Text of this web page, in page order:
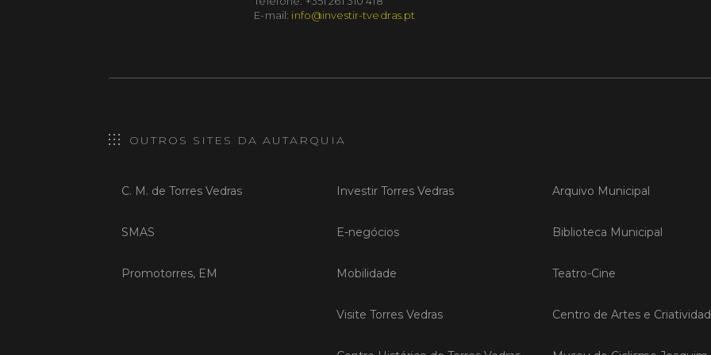
da
E-mail: info@investir-tvedras.pt
OUTROS SITES DA AUTARQUIA
C. M. de Torres Vedras
SMAS
Promotorres, EM
Investir Torres Vedras
E-negócios
Mobilidade
Visite Torres Vedras
Arquivo Municipal
Biblioteca Municipal
Teatro-Cine
Centro de Artes e